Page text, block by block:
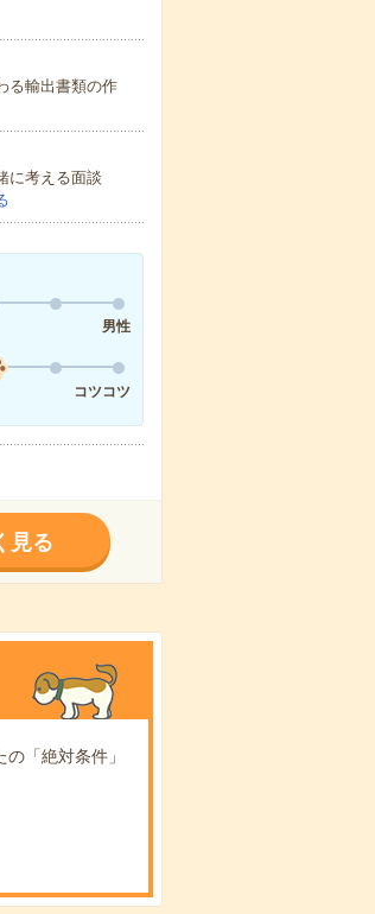
る輸出書類の作
に考える面談
男性
コツコツ
見る
「絶対条件」